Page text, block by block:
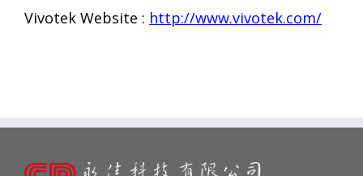
Vivotek Website : http://www.vivotek.com/